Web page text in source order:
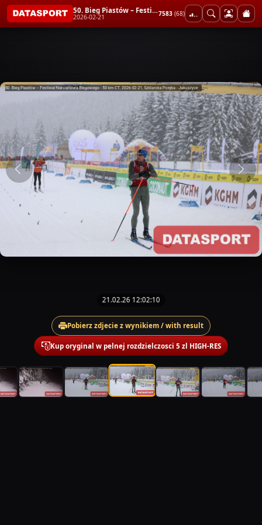
50. Bieg Piastów – Festiwal Narciarstwa Biegowego - 50 km CT
2026-02-21 7583 (68)
21.02.26 12:02:10
Pobierz zdjecie z wynikiem / with result
Kup oryginal w pelnej rozdzielczosci 5 zl HIGH-RES